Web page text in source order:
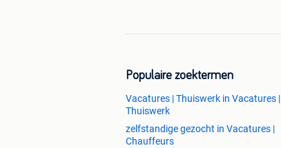
Populaire zoektermen
Vacatures | Thuiswerk in Vacatures |
Thuiswerk
zelfstandige gezocht in Vacatures |
Chauffeurs